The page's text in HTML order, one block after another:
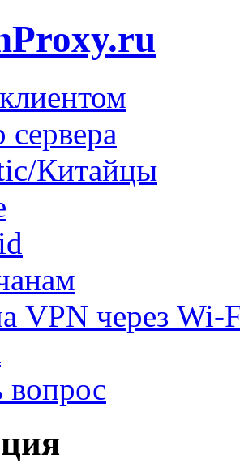
Китайцы
VPN через Wi-
вопрос